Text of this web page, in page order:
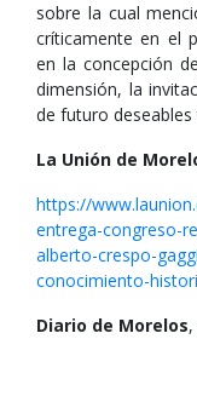
sobre la cual
críticamente en el
en la concepción
dimensión, la
de futuro
La Unión de
https://
entrega-congreso-
alberto-crespo-
conocimiento-
Diario de Morelos